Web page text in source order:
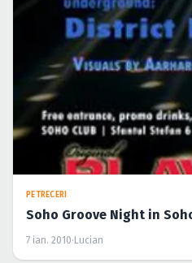
PETRECERI
Soho Groove Night in
7 ian. 2010· Lucian